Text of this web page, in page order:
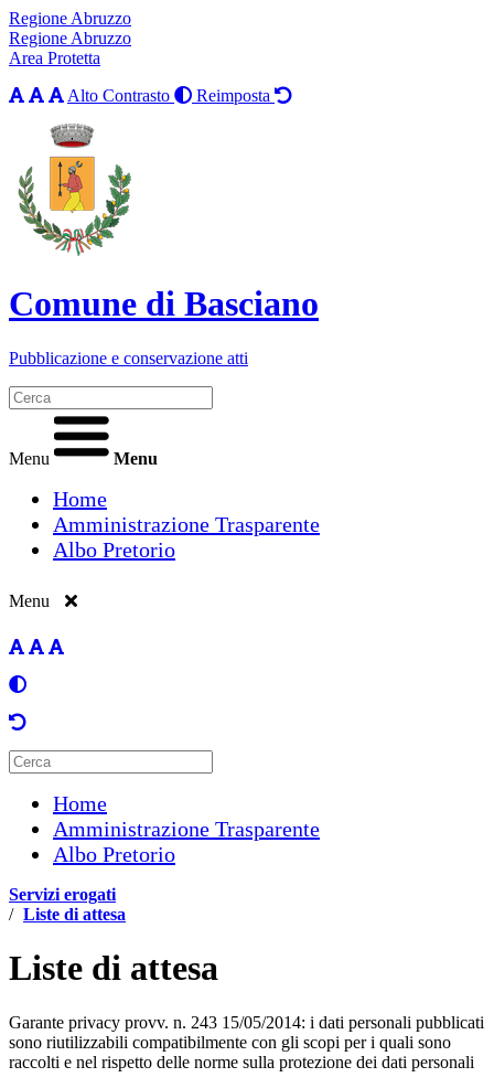
Regione Abruzzo
Regione Abruzzo
Area Protetta
Alto Contrasto
Reimposta
Comune di Basciano
Pubblicazione e conservazione atti
Menu Menu
Home
Amministrazione Trasparente
Albo Pretorio
Menu
Home
Amministrazione Trasparente
Albo Pretorio
Servizi erogati
/ Liste di attesa
Liste di attesa
Garante privacy provv. n. 243 15/05/2014: i dati personali pubblicati
sono riutilizzabili compatibilmente con gli scopi per i quali sono
raccolti e nel rispetto delle norme sulla protezione dei dati personali